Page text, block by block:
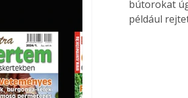
bútorokat
például